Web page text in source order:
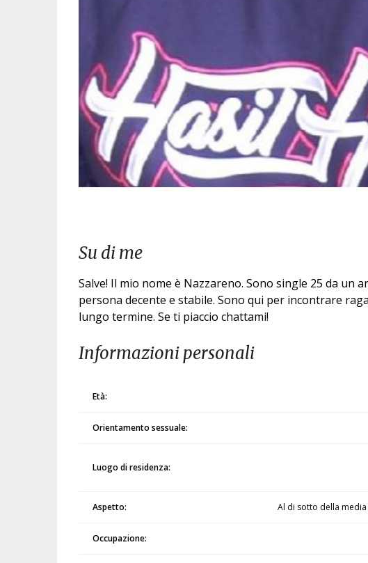
Su di me
Salve! Il mio nome è Nazzareno. Sono single 25 da un
persona decente e stabile. Sono qui per incontrare
lungo termine. Se ti piaccio chattami!
Informazioni personali
Età:
Orientamento sessuale:
Luogo di residenza:
Aspetto: Al di sotto della media
Occupazione: